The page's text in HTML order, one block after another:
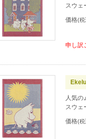
スウェ
価格(税
申し訳
人気の
スウェ
価格(税